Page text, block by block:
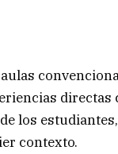
directas
los
contexto.